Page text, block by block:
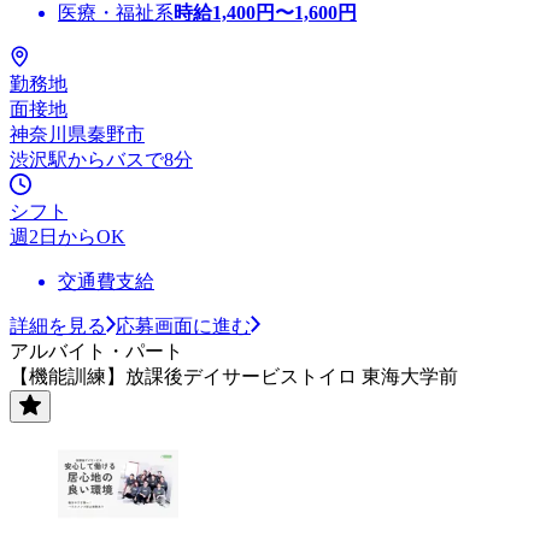
医療・福祉系時給1,400円〜1,600円
勤務地
面接地
神奈川県秦野市
渋沢駅からバスで8分
シフト
週2日からOK
交通費支給
詳細を見る
応募画面に進む
アルバイト・パート
【機能訓練】放課後デイサービストイロ 東海大学前